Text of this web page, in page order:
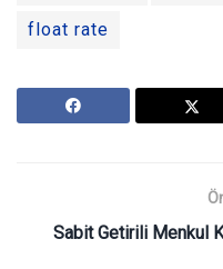
float rate
Sabit Getirili Menkul